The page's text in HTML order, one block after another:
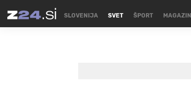
SLOVENIJA SVET ŠPORT MAGAZIN